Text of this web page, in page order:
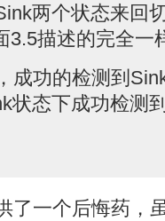
两个状态来回
3.5描述的完全一
成功的检测到
状态下成功检测
了一个后悔药，